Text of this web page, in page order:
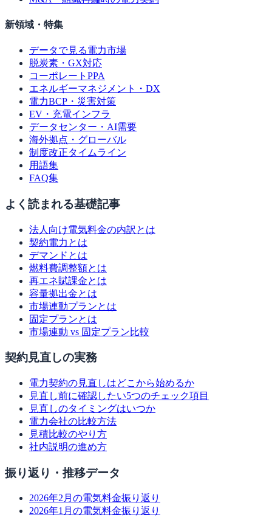
新領域・特集
データで見る電力市場
脱炭素・GX対応
コーポレートPPA
エネルギーマネジメント・DX
電力BCP・災害対策
EV・充電インフラ
データセンター・AI需要
海外拠点・グローバル
制度改正タイムライン
用語集
FAQ集
よく読まれる基礎記事
法人向け電気料金の内訳とは
契約電力とは
デマンドとは
燃料費調整額とは
再エネ賦課金とは
容量拠出金とは
市場連動プランとは
固定プランとは
市場連動 vs 固定プラン比較
契約見直しの実務
電力契約の見直しはどこから始めるか
見直し前に確認したい5つのチェック項目
見直しのタイミングはいつか
電力会社の比較方法
見積比較のやり方
社内説明の進め方
振り返り・推移データ
2026年2月の電気料金振り返り
2026年1月の電気料金振り返り